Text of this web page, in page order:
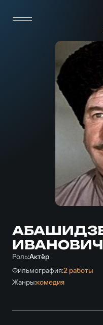
ИВАНОВИЧ
Роль:Актёр
Фильмография:2 работы
Жанры:комедия